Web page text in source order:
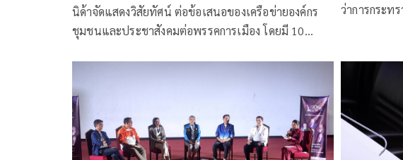
นิด้าจัดแสดงวิสัยทัศน์ ต่อข้อเสนอของเครือข่ายองค์กร
ชุมชนและประชาสังคมต่อพรรคการเมือง โดยมี 10
ว่าการกระท